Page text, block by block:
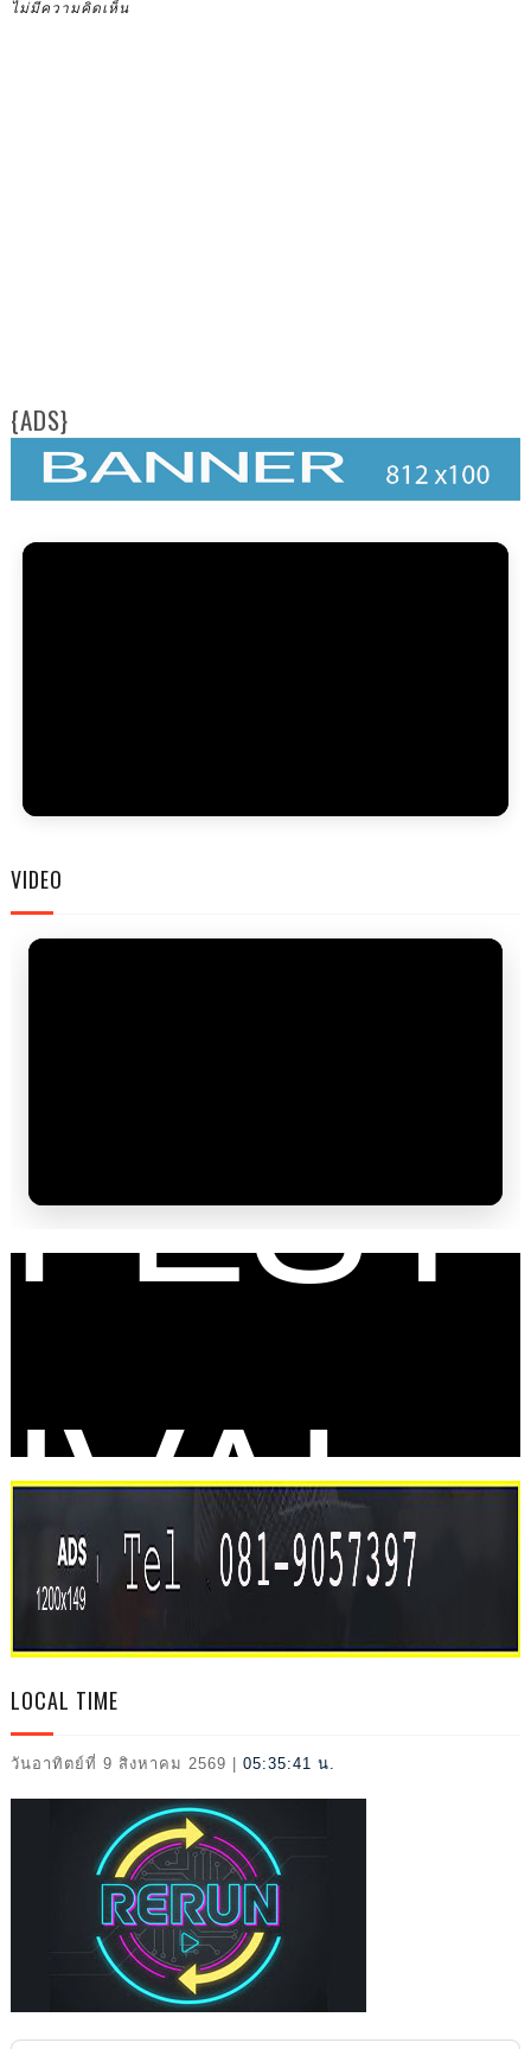
ไม่มีความคิดเห็น
{ADS}
VIDEO
FAM
FEST
IVAL
2026
LOCAL TIME
วันอาทิตย์ที่ 9 สิงหาคม 2569 05:35:42 น.